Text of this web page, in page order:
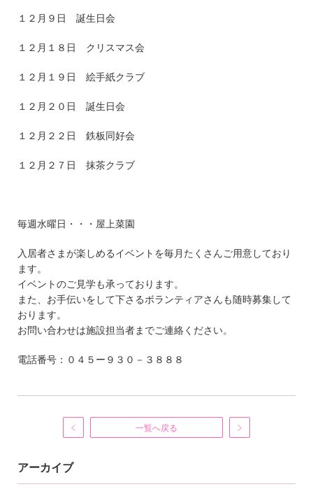
１２月９日 誕生日会
１２月１８日 クリスマス会
１２月１９日 絵手紙クラブ
１２月２０日 誕生日会
１２月２２日 鉄板同好会
１２月２７日 抹茶クラブ
毎週水曜日・・・屋上菜園
入居者さまが楽しめるイベントを毎月たくさんご用意しており
ます。
イベントのご見学も承っております。
また、お手伝いをして下さるボランティアさんも随時募集して
おります。
お問い合わせは施設担当者までご連絡ください。
電話番号：０４５ー９３０－３８８８
一覧へ戻る
アーカイブ